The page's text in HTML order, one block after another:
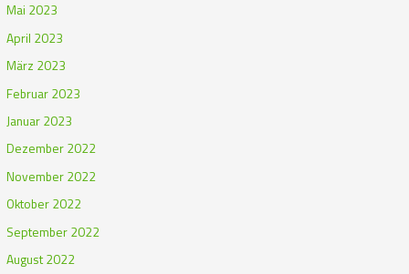
Mai 2023
April 2023
März 2023
Februar 2023
Januar 2023
Dezember 2022
November 2022
Oktober 2022
September 2022
August 2022